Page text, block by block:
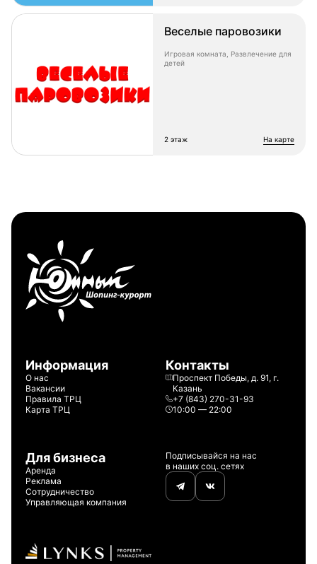
Веселые паровозики
Игровая комната, Развлечение для
детей
2 этаж на карте
Контакты
Проспект Победы, д. 91, г.
Казань
+7 (843) 270-31-93
10:00 — 22:00
Информация
О нас
Вакансии
Правила ТРЦ
Карта ТРЦ
Для бизнеса
Аренда
Реклама
Сотрудничество
Управляющая компания
Подписывайся на нас
в наших соц. сетях